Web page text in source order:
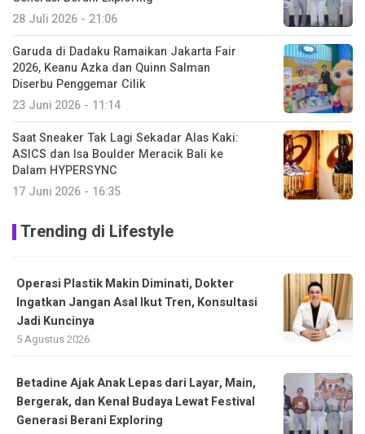
28 Juli 2026 - 21:06
Garuda di Dadaku Ramaikan Jakarta Fair
2026, Keanu Azka dan Quinn Salman
Diserbu Penggemar Cilik
23 Juni 2026 - 11:14
Saat Sneaker Tak Lagi Sekadar Alas Kaki:
ASICS dan Isa Boulder Meracik Bali ke
Dalam HYPERSYNC
17 Juni 2026 - 16:35
Trending di Lifestyle
Operasi Plastik Makin Diminati, Dokter
Ingatkan Jangan Asal Ikut Tren, Konsultasi
Jadi Kuncinya
5 Agustus 2026
Betadine Ajak Anak Lepas dari Layar, Main,
Bergerak, dan Kenal Budaya Lewat Festival
Generasi Berani Exploring